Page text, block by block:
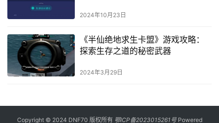
2024年10月23日
《半仙绝地求生卡盟》游戏攻略：
探索生存之道的秘密武器
2024年3月29日
Copyright © 2024 DNF70 版权所有 鄂ICP备2023015261号Powered